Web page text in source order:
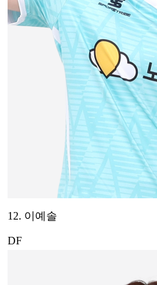
12. 이예솔
DF